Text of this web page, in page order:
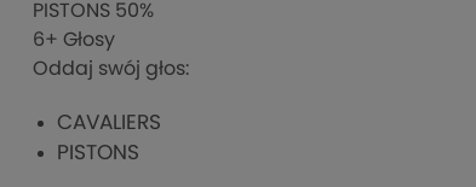
PISTONS 50%
6+ Głosy
Oddaj swój głos:
CAVALIERS
PISTONS